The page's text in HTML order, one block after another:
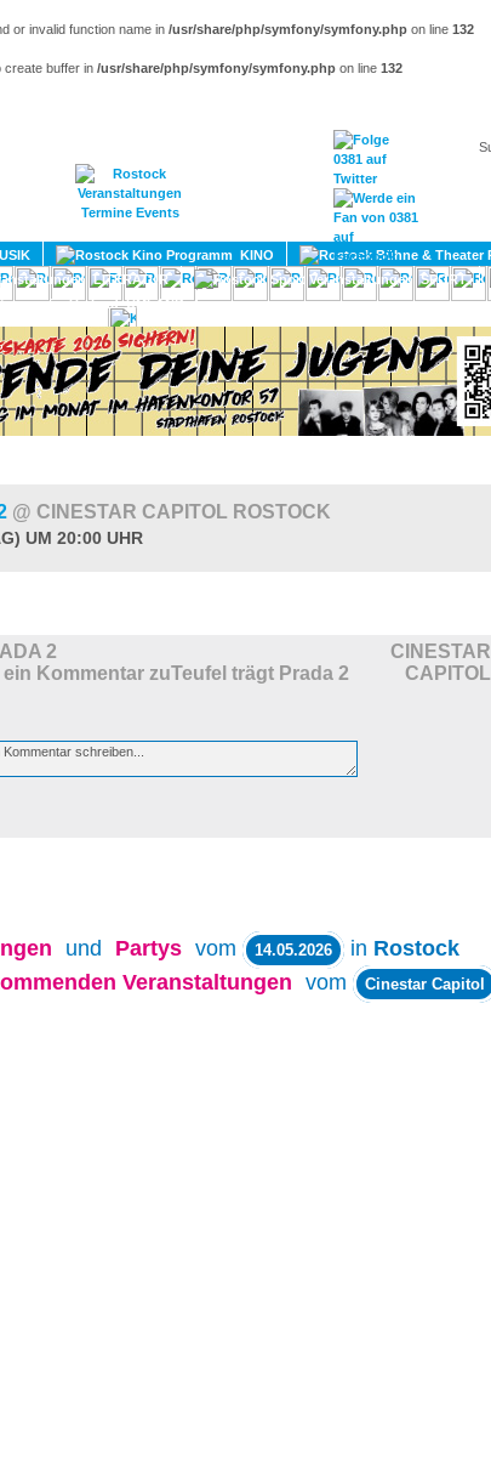
or invalid function name in /usr/share/php/symfony/symfony.php on line 132
create buffer in /usr/share/php/symfony/symfony.php on line 132
KONTAKT
KINO
LITERATUR SPORT
UMLAND
@ CINESTAR CAPITOL ROSTOCK
UM 20:00 UHR
2
CINESTAR
CAPITOL
und Partys vom 14.05.2026 in Rostock
Veranstaltungen vom Cinestar Capitol